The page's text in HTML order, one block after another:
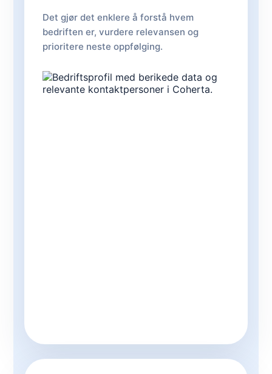
Det gjør det enklere å forstå hvem
bedriften er, vurdere relevansen og
prioritere neste oppfølging.